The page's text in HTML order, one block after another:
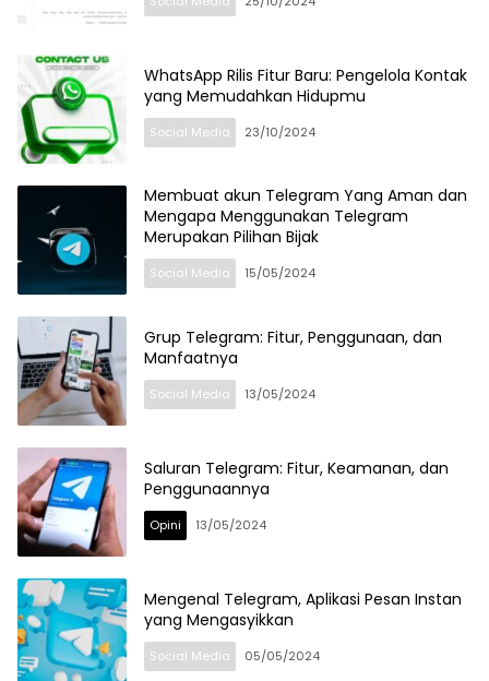
WhatsApp Rilis Fitur Baru: Pengelola Kontak
yang Memudahkan Hidupmu
Social Media 23/10/2024
Membuat akun Telegram Yang Aman dan
Mengapa Menggunakan Telegram
Merupakan Pilihan Bijak
Social Media 15/05/2024
Grup Telegram: Fitur, Penggunaan, dan
Manfaatnya
Social Media 13/05/2024
Saluran Telegram: Fitur, Keamanan, dan
Penggunaannya
Opini 13/05/2024
Mengenal Telegram, Aplikasi Pesan Instan
yang Mengasyikkan
Social Media 05/05/2024